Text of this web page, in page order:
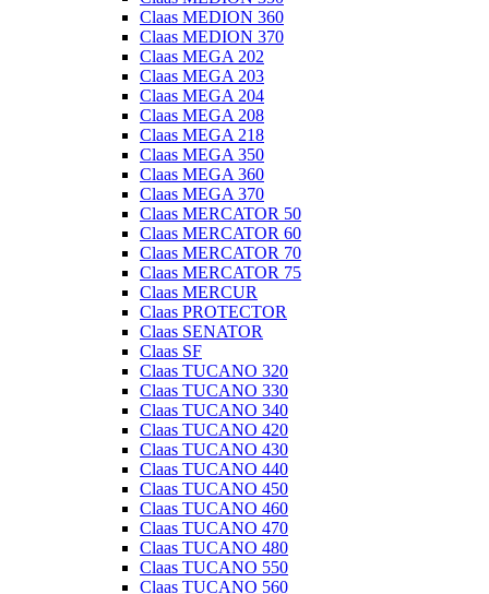
Claas MEDION 360
Claas MEDION 370
Claas MEGA 202
Claas MEGA 203
Claas MEGA 204
Claas MEGA 208
Claas MEGA 218
Claas MEGA 350
Claas MEGA 360
Claas MEGA 370
Claas MERCATOR 50
Claas MERCATOR 60
Claas MERCATOR 70
Claas MERCATOR 75
Claas MERCUR
Claas PROTECTOR
Claas SENATOR
Claas SF
Claas TUCANO 320
Claas TUCANO 330
Claas TUCANO 340
Claas TUCANO 420
Claas TUCANO 430
Claas TUCANO 440
Claas TUCANO 450
Claas TUCANO 460
Claas TUCANO 470
Claas TUCANO 480
Claas TUCANO 550
Claas TUCANO 560